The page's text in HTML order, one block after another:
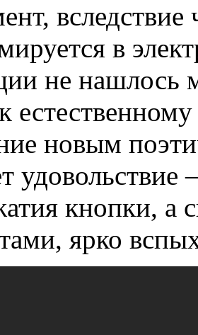
в
не нашлось
новым
кнопки, а
ярко